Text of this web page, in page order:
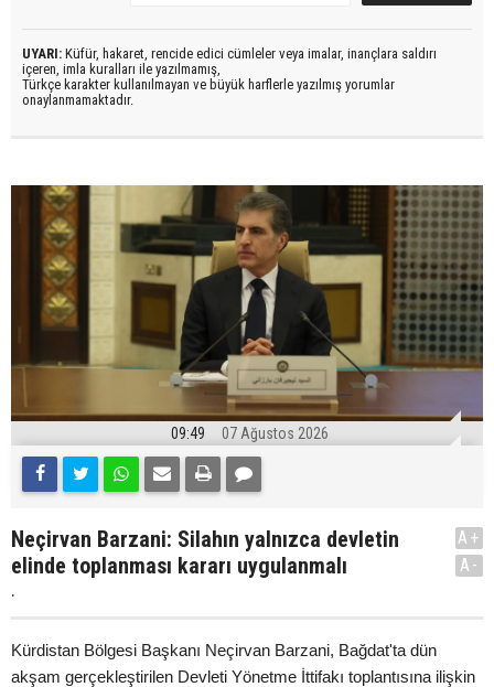
UYARI: Küfür, hakaret, rencide edici cümleler veya imalar, inançlara saldırı
içeren, imla kuralları ile yazılmamış,
Türkçe karakter kullanılmayan ve büyük harflerle yazılmış yorumlar
onaylanmamaktadır.
09:49 07 Ağustos 2026
Neçirvan Barzani: Silahın yalnızca devletin
elinde toplanması kararı uygulanmalı
.
A+
A-
Kürdistan Bölgesi Başkanı Neçirvan Barzani, Bağdat'ta dün
akşam gerçekleştirilen Devleti Yönetme İttifakı toplantısına ilişkin